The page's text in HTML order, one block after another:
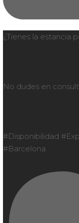
¿Tienes la estancia
No dudes en
#Disponibilidad
#Barcelona